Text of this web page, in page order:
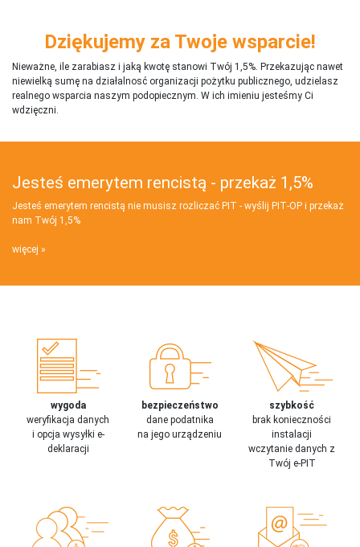
Dziękujemy za Twoje wsparcie!
Nieważne, ile zarabiasz i jaką kwotę stanowi Twój 1,5%. Przekazując nawet
niewielką sumę na działalnosć organizacji pożytku publicznego, udzielasz
realnego wsparcia naszym podopiecznym. W ich imieniu jesteśmy Ci
wdzięczni.
Jesteś emerytem rencistą - przekaż 1,5%
Jesteś emerytem rencistą nie musisz rozliczać PIT - wyślij PIT‑OP i przekaż
nam Twój 1,5%
więcej
wygoda
weryfikacja danych
i opcja wysyłki e-
deklaracji
bezpieczeństwo
dane podatnika
na jego urządzeniu
szybkość
brak konieczności
instalacji
wczytanie danych z
Twój e-PIT